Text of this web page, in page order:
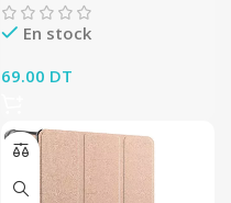
En stock
69.00 DT